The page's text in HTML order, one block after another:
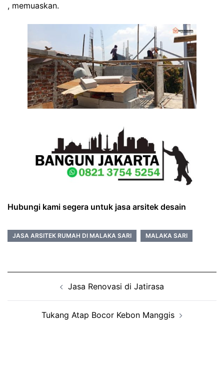
, memuaskan.
Hubungi kami segera untuk jasa arsitek desain
JASA ARSITEK RUMAH DI MALAKA SARI MALAKA SARI
navigationJasa Renovasi di Jatirasa
Tukang Atap Bocor Kebon Manggis